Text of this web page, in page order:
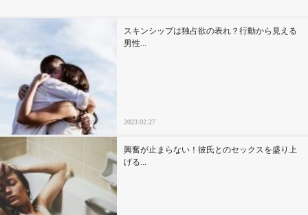
特集
占い・診断
ファッション・美容
グルメ
趣味・旅行
セックスライフ
スキンシップは独占欲の表れ？行動から見える
男性...
2023.02.27
興奮が止まらない！彼氏とのセックスを盛り上
げる...